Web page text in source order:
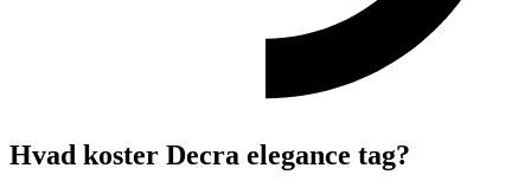
Hvad koster Decra elegance tag?